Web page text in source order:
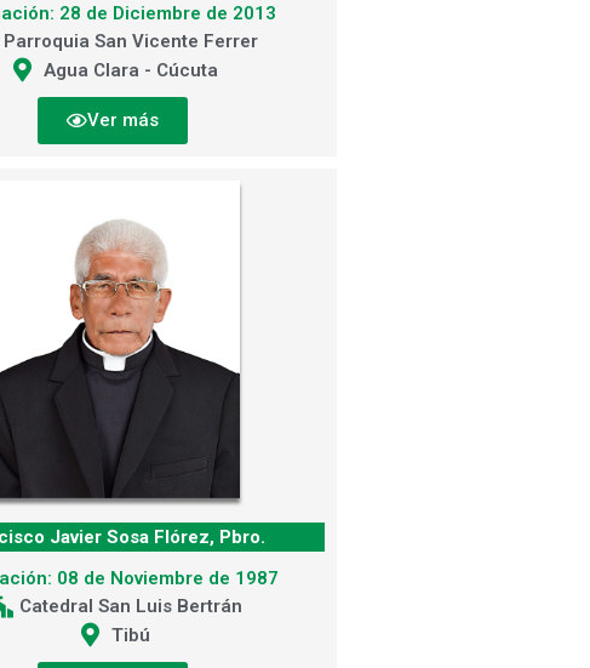
28 de Diciembre de 2013
Parroquia San Vicente Ferrer
Agua Clara - Cúcuta
Ver más
Javier Sosa Flórez, Pbro.
08 de Noviembre de 1987
Catedral San Luis Bertrán
Tibú